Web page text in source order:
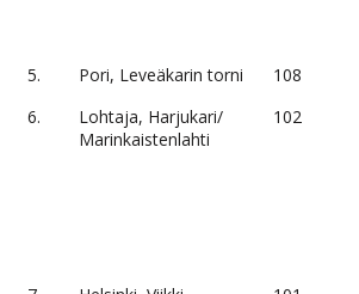
5. Pori, Leveäkarin torni 108
6.
Lohtaja, Harjukari/
Marinkaistenlahti
102